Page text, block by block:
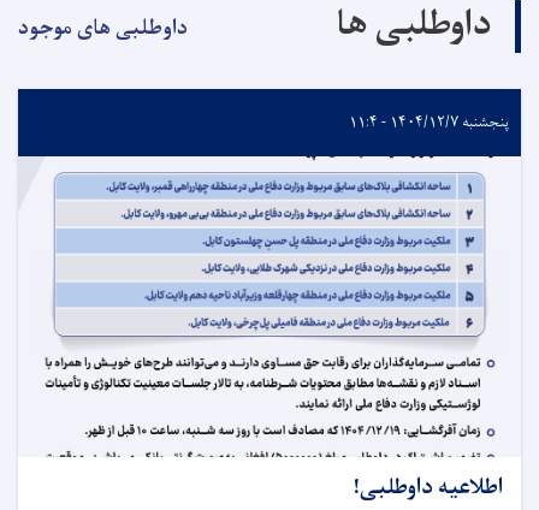
داوطلبی ها داوطلبی های موجود
پنجشنبه ۱۴۰۴/۱۲/۷ - ۱۱:۴
اطلاعیه داوطلبی!